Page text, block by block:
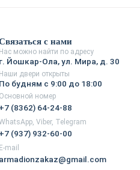
с нами
Нас можно найти по адресу
г. Йошкар-Ола, ул. Мира, д. 30
Наши двери открыты
По будням с 9:00 до 18:00
Основной номер
+7 (8362) 64-24-88
Viber, Telegram
+7 (937) 932-60-00
E-mail
armadionzakaz@gmail.com